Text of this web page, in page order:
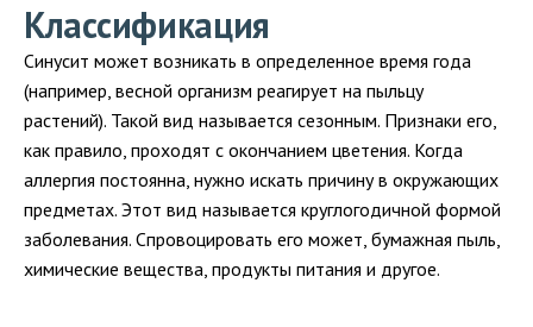
Классификация
Синусит может возникать в определенное время года
(например, весной организм реагирует на пыльцу
растений). Такой вид называется сезонным. Признаки его,
как правило, проходят с окончанием цветения. Когда
аллергия постоянна, нужно искать причину в окружающих
предметах. Этот вид называется круглогодичной формой
заболевания. Спровоцировать его может, бумажная пыль,
химические вещества, продукты питания и другое.